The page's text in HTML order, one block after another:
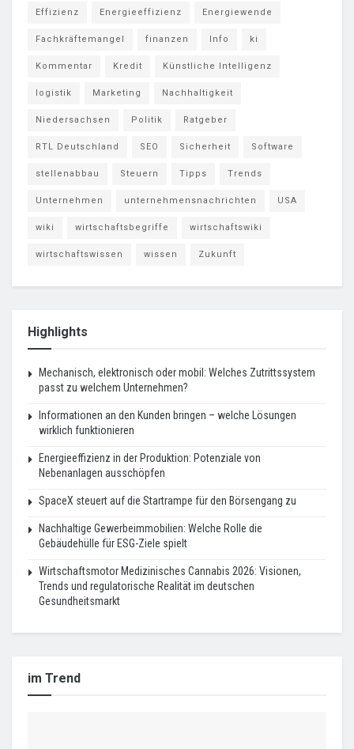
Effizienz Energieeffizienz Energiewende
Fachkräftemangel finanzen Info ki
Kommentar Kredit Künstliche Intelligenz
logistik Marketing Nachhaltigkeit
Niedersachsen Politik Ratgeber
RTL Deutschland SEO Sicherheit Software
stellenabbau Steuern Tipps Trends
Unternehmen unternehmensnachrichten USA
wiki wirtschaftsbegriffe wirtschaftswiki
wirtschaftswissen wissen Zukunft
Highlights
Mechanisch, elektronisch oder mobil: Welches Zutrittssystem
passt zu welchem Unternehmen?
Informationen an den Kunden bringen – welche Lösungen
wirklich funktionieren
Energieeffizienz in der Produktion: Potenziale von
Nebenanlagen ausschöpfen
SpaceX steuert auf die Startrampe für den Börsengang zu
Nachhaltige Gewerbeimmobilien: Welche Rolle die
Gebäudehülle für ESG-Ziele spielt
Wirtschaftsmotor Medizinisches Cannabis 2026: Visionen,
Trends und regulatorische Realität im deutschen
Gesundheitsmarkt
im Trend